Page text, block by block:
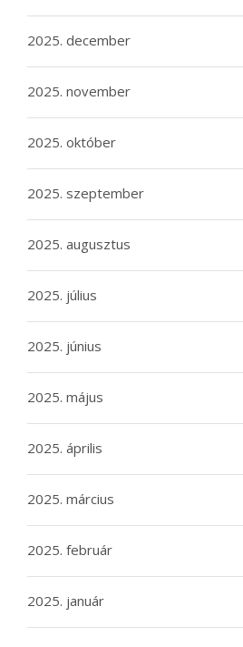
2025. december
2025. november
2025. október
2025. szeptember
2025. augusztus
2025. július
2025. június
2025. május
2025. április
2025. március
2025. február
2025. január